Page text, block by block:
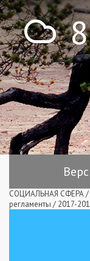
!
СОЦИАЛЬНАЯ СФЕРА/
регламенты / 2017-